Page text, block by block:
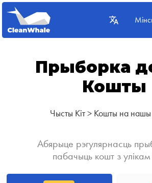
Прыборка
Кошты
Чысты Кіт > Кошты на нашы
Абярыце рэгулярнасць
пабачыць кошт з улікам